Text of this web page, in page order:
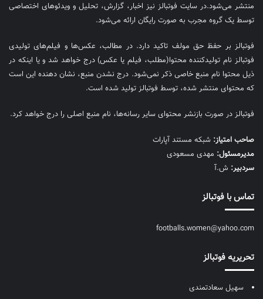
منتشر می‌شود.در سایت فوتبالز نیز اخبار، گزارش، تحلیل و ویدئوهای اختصاصی
توسط یک گروه مجرب به صورت رایگان ارائه می‌شود.
فوتبالز بر حفظ حق مولف تاکید دارد. در مطالب، عکس‌ها و فیلم‌های تولیدی
فوتبالز نام تولیدکننده محتوا(مطلب، فیلم یا عکس) درج خواهد شد و یا اینکه در
ذیل محتوا نام منبع خاصی ذکر نمی‌‎شود. درج نشدن منبع، نشان دهنده این است
که محتوای منتشر شده، توسط فوتبالز تولید شده است.
فوتبالز در صورت بازنشر محتوای سایر رسانه‌ها، نام منبع اصلی را درج خواهد کرد.
صاحب امتیاز: شبکه مستند آپارات
مديرمسئول: مهدی مسعودی
سردبیر: ش.آ
تماس با فوتبالز
footballs.women@yahoo.com
تحریریه فوتبالز
سهیل سعادتمندی